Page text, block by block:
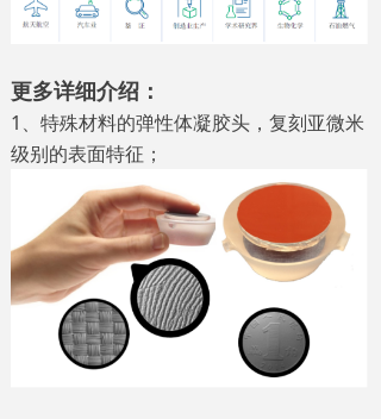
更多详细介绍：
1、特殊材料的弹性体凝胶头，复刻亚微米
级别的表面特征；